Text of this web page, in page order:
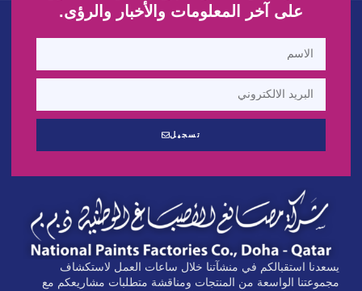
على آخر المعلومات والأخبار والرؤى.
تسجيل
يسعدنا استقبالكم في منشآتنا خلال ساعات العمل لاستكشاف
مجموعتنا الواسعة من المنتجات ومناقشة متطلبات مشاريعكم مع